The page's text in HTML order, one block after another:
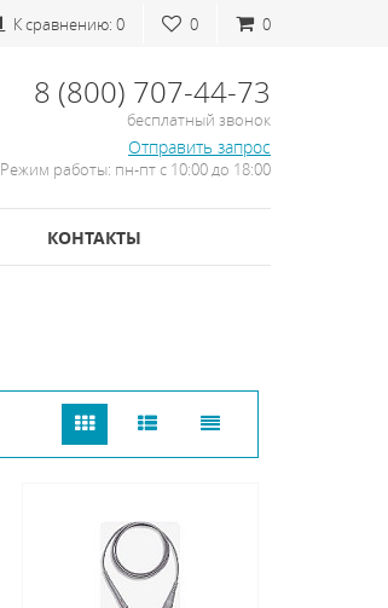
0
0
К сравнению: 0
8 (800) 707-44-73
бесплатный звонок
Отправить запрос
Режим работы: пн-пт с 10:00 до 18:00
КОНТАКТЫ